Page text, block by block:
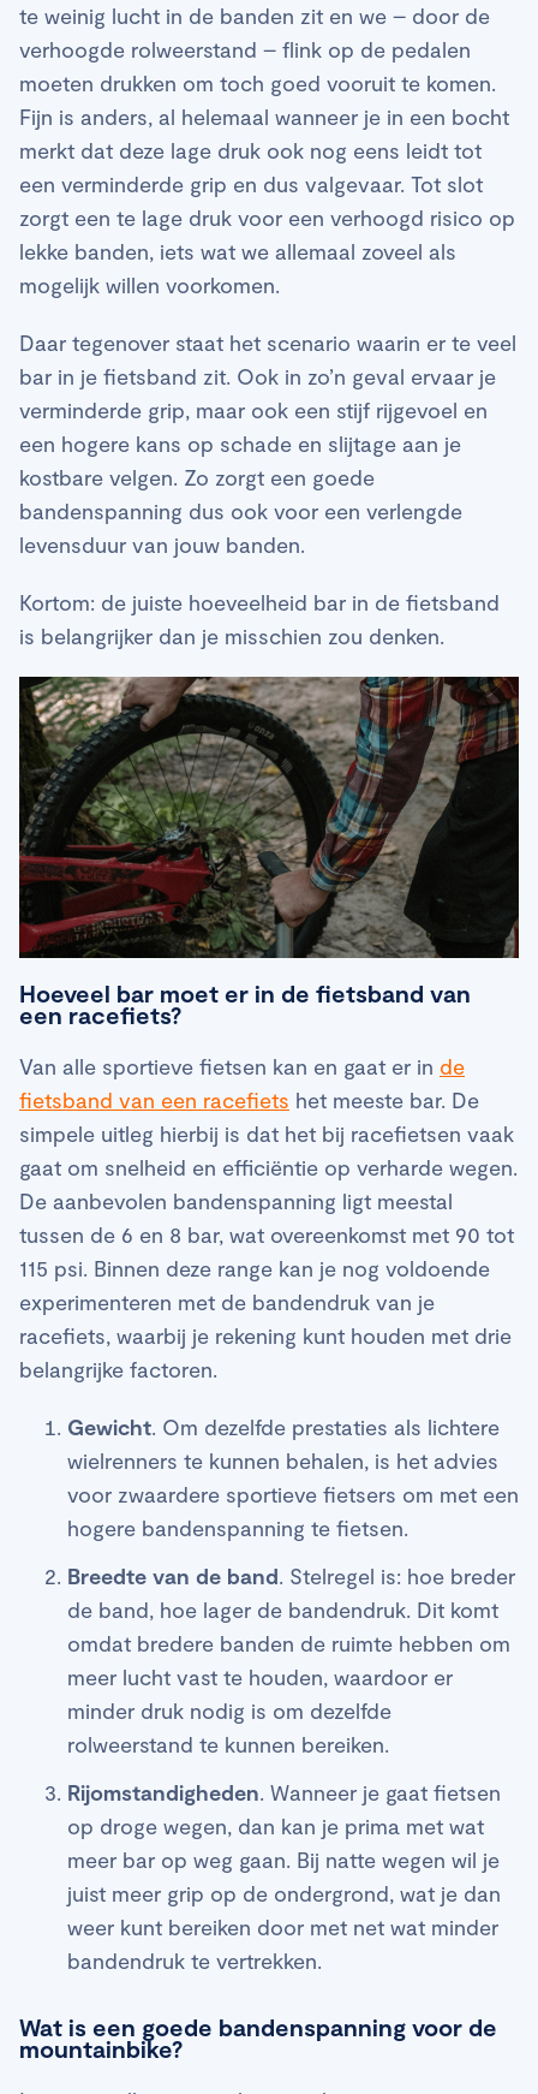
te weinig lucht in de banden zit en we – door de
verhoogde rolweerstand – flink op de pedalen
moeten drukken om toch goed vooruit te komen.
Fijn is anders, al helemaal wanneer je in een bocht
merkt dat deze lage druk ook nog eens leidt tot
een verminderde grip en dus valgevaar. Tot slot
zorgt een te lage druk voor een verhoogd risico op
lekke banden, iets wat we allemaal zoveel als
mogelijk willen voorkomen.
Daar tegenover staat het scenario waarin er te veel
bar in je fietsband zit. Ook in zo’n geval ervaar je
verminderde grip, maar ook een stijf rijgevoel en
een hogere kans op schade en slijtage aan je
kostbare velgen. Zo zorgt een goede
bandenspanning dus ook voor een verlengde
levensduur van jouw banden.
Kortom: de juiste hoeveelheid bar in de fietsband
is belangrijker dan je misschien zou denken.
Hoeveel bar moet er in de fietsband van
een racefiets?
Van alle sportieve fietsen kan en gaat er in de
fietsband van een racefiets het meeste bar. De
simpele uitleg hierbij is dat het bij racefietsen vaak
gaat om snelheid en efficiëntie op verharde wegen.
De aanbevolen bandenspanning ligt meestal
tussen de 6 en 8 bar, wat overeenkomst met 90 tot
115 psi. Binnen deze range kan je nog voldoende
experimenteren met de bandendruk van je
racefiets, waarbij je rekening kunt houden met drie
belangrijke factoren.
Gewicht. Om dezelfde prestaties als lichtere
wielrenners te kunnen behalen, is het advies
voor zwaardere sportieve fietsers om met een
hogere bandenspanning te fietsen.
Breedte van de band. Stelregel is: hoe breder
de band, hoe lager de bandendruk. Dit komt
omdat bredere banden de ruimte hebben om
meer lucht vast te houden, waardoor er
minder druk nodig is om dezelfde
rolweerstand te kunnen bereiken.
Rijomstandigheden. Wanneer je gaat fietsen
op droge wegen, dan kan je prima met wat
meer bar op weg gaan. Bij natte wegen wil je
juist meer grip op de ondergrond, wat je dan
weer kunt bereiken door met net wat minder
bandendruk te vertrekken.
Wat is een goede bandenspanning voor de
mountainbike?